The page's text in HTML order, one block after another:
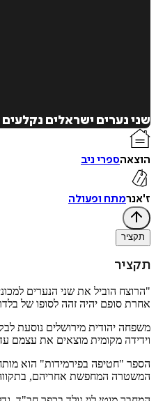
שני נערים ישראלים
הוצאהספרי ניב
ז'אנרמתח ופעולה
תקציר
תקציר
"הרוצח הוביל את שני הנערים
אחרת סופם יהיה זהה לסופו של
משפחה יהודית מירושלים נוסעת
וידידה מקומית מוצאים את עצמם
המשטרה המחפשת אחריהם,